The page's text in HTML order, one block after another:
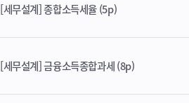
[세무설계] 종합소득세율 (5p)
[세무설계] 금융소득종합과세 (8p)